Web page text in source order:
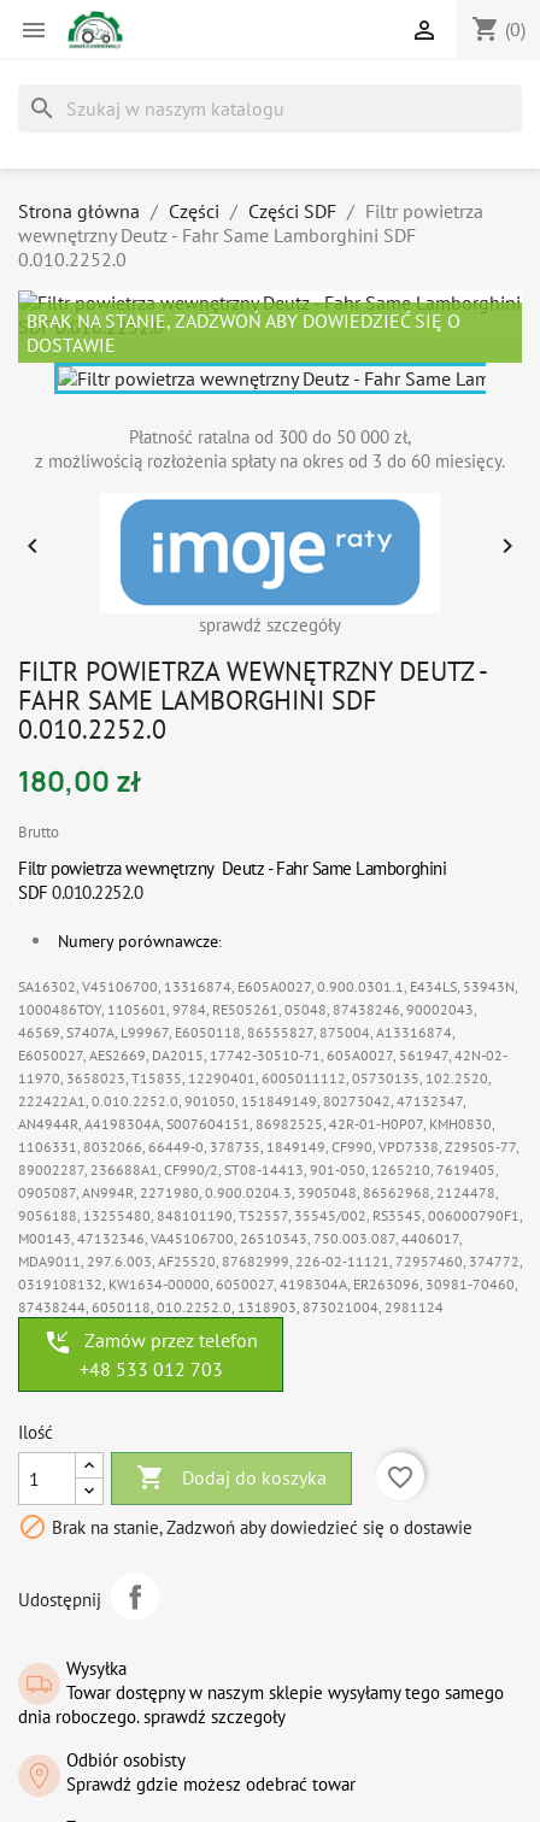
 shopping_cart (0)

search
Strona główna Części Części SDF
Filtr powietrza
wewnętrzny Deutz - Fahr Same Lamborghini SDF
0.010.2252.0
BRAK NA STANIE, ZADZWOŃ ABY DOWIEDZIEĆ SIĘ O
DOSTAWIE
Płatność ratalna od 300 do 50 000 zł,
z możliwością rozłożenia spłaty na okres od 3 do 60 miesięcy.
sprawdź szczegóły
 
FILTR POWIETRZA WEWNĘTRZNY DEUTZ -
FAHR SAME LAMBORGHINI SDF
0.010.2252.0
180,00 zł
Brutto
Filtr powietrza wewnętrzny Deutz - Fahr Same Lamborghini
SDF0.010.2252.0
Numery porównawcze:
SA16302, V45106700, 13316874, E605A0027, 0.900.0301.1, E434LS, 53943N,
1000486TOY, 1105601, 9784, RE505261, 05048, 87438246, 90002043,
46569, S7407A, L99967, E6050118, 86555827, 875004, A13316874,
E6050027, AES2669, DA2015, 17742-30510-71, 605A0027, 561947, 42N-02-
11970, 3658023, T15835, 12290401, 6005011112, 05730135, 102.2520,
222422A1, 0.010.2252.0, 901050, 151849149, 80273042, 47132347,
AN4944R, A4198304A, S007604151, 86982525, 42R-01-H0P07, KMH0830,
1106331, 8032066, 66449-0, 378735, 1849149, CF990, VPD7338, Z29505-77,
89002287, 236688A1, CF990/2, ST08-14413, 901-050, 1265210, 7619405,
0905087, AN994R, 2271980, 0.900.0204.3, 3905048, 86562968, 2124478,
9056188, 13255480, 848101190, T52557, 35545/002, RS3545, 006000790F1,
M00143, 47132346, VA45106700, 26510343, 750.003.087, 4406017,
MDA9011, 297.6.003, AF25520, 87682999, 226-02-11121, 72957460, 374772,
0319108132, KW1634-00000, 6050027, 4198304A, ER263096, 30981-70460,
87438244, 6050118, 010.2252.0, 1318903, 873021004, 2981124
phone_callback
Zamów przez telefon
+48 533 012 703
Ilość
 Dodaj do koszyka
favorite_border
 Brak na stanie, Zadzwoń aby dowiedzieć się o dostawie
Udostępnij
Wysyłka
Towar dostępny w naszym sklepie wysyłamy tego samego
dnia roboczego. sprawdź szczegoły
Odbiór osobisty
Sprawdź gdzie możesz odebrać towar